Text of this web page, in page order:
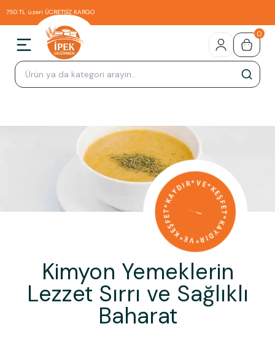
750 TL üzeri ÜCRETSİZ KARGO
0
Kimyon Yemeklerin
Lezzet Sırrı ve Sağlıklı
Baharat